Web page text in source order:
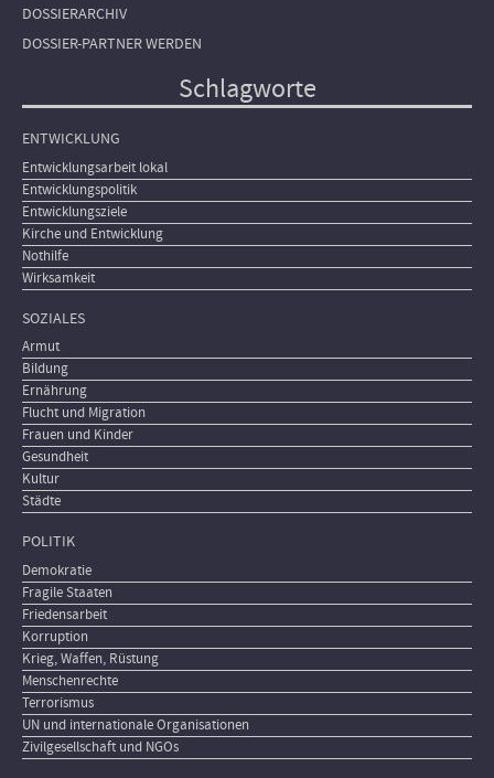
DOSSIERARCHIV
DOSSIER-PARTNER WERDEN
Schlagworte
ENTWICKLUNG
Entwicklungsarbeit lokal
Entwicklungspolitik
Entwicklungsziele
Kirche und Entwicklung
Nothilfe
Wirksamkeit
SOZIALES
Armut
Bildung
Ernährung
Flucht und Migration
Frauen und Kinder
Gesundheit
Kultur
Städte
POLITIK
Demokratie
Fragile Staaten
Friedensarbeit
Korruption
Krieg, Waffen, Rüstung
Menschenrechte
Terrorismus
UN und internationale Organisationen
Zivilgesellschaft und NGOs